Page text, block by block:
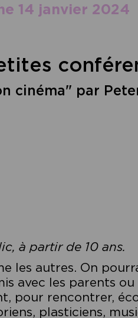
14 janvier 2024
cinéma" par
à partir de 10 ans.
les autres. On
avec les parents
pour rencontrer,
plasticiens,